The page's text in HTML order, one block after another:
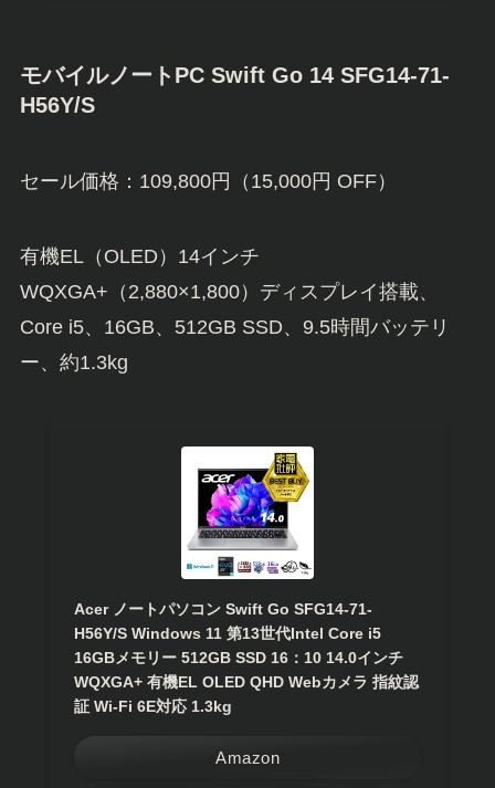
モバイルノートPC Swift Go 14 SFG14-71-
H56Y/S
セール価格：109,800円（15,000円 OFF）
有機EL（OLED）14インチ
WQXGA+（2,880×1,800）ディスプレイ搭載、
Core i5、16GB、512GB SSD、9.5時間バッテリ
ー、約1.3kg
Acer ノートパソコン Swift Go SFG14-71-
H56Y/S Windows 11 第13世代Intel Core i5
16GBメモリー 512GB SSD 16：10 14.0インチ
WQXGA+ 有機EL OLED QHD Webカメラ 指紋認
証 Wi-Fi 6E対応 1.3kg
Amazon